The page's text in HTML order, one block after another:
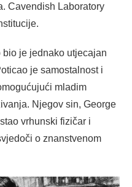
Cavendish Laboratory
je jednako utjecajan
je samostalnost i
mladim
Njegov sin, George
vrhunski fizičar i
o znanstvenom